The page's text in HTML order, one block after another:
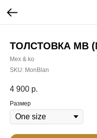
ТОЛСТОВКА МВ
Mex & ko
SKU: MonBlan
4 900 р.
Размер